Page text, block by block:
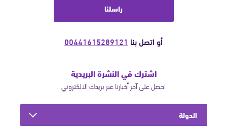
راسلنا
أو اتصل بنا 00441615289121
اشترك في النشرة البريدية
احصل على آخر أخبارنا عبر بريدك الالكتروني
الدولة